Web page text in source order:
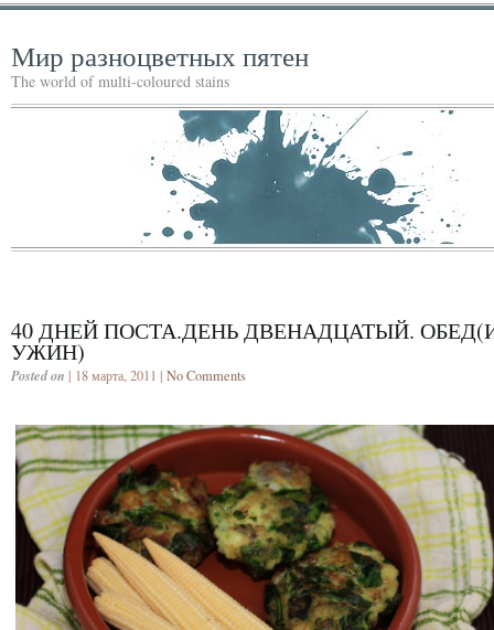
Мир разноцветных пятен
The world of multi-coloured stains
40 ДНЕЙ ПОСТА.ДЕНЬ ДВЕНАДЦАТЫЙ.
УЖИН)
Posted on | 18 марта, 2011 | No Comments